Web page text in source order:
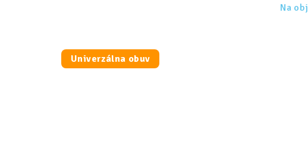
Na
Univerzálna obuv